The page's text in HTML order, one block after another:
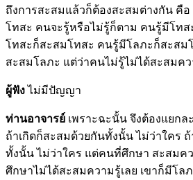
ถึงการสะสมแล้วก็ต้องสะสมต่างกัน คื
โทสะ คนจะรู้หรือไม่รู้ก็ตาม คนรู้มีโท
โทสะก็สะสมโทสะ คนรู้มีโลภะก็สะสม
สะสมโลภะ แต่ว่าคนไม่รู้ไม่ได้สะสมค
ผู้ฟังไม่มีปัญญา
ท่านอาจารย์ เพราะฉะนั้น จึงต้องแยกล
ถ้าเกิดก็สะสมด้วยกันทั้งนั้น ไม่ว่าใคร
ทั้งนั้น ไม่ว่าใคร แต่คนที่ศึกษา สะสม
ศึกษาไม่ได้สะสมความรู้เลย เขาก็มีโล